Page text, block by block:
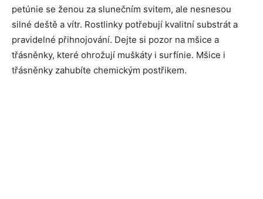
petúnie se ženou za slunečním svitem, ale nesnesou
silné deště a vítr. Rostlinky potřebují kvalitní substrát a
pravidelné přihnojování. Dejte si pozor na mšice a
třásněnky, které ohrožují muškáty i surfínie. Mšice i
třásněnky zahubíte chemickým postřikem.